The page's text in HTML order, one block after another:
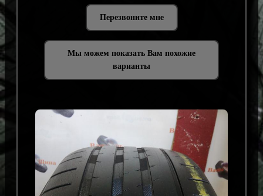
Мы можем показать Вам похожие
варианты